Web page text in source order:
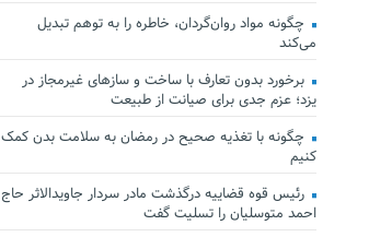
چگونه مواد روان‌گردان، خاطره را به توهم تبدیل
می‌کند
برخورد بدون تعارف با ساخت‌ و سازهای غیرمجاز در
یزد؛ عزم جدی برای صیانت از طبیعت
چگونه با تغذیه صحیح در رمضان به سلامت بدن کمک
کنیم
رئیس قوه قضاییه درگذشت مادر سردار جاویدالاثر حاج
احمد متوسلیان را تسلیت گفت